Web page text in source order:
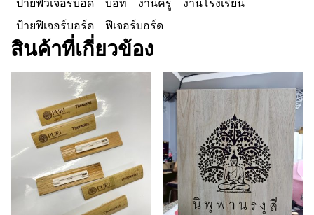
ป้ายฟิวเจอร์บอด
บอท งานครู
งานโรงเรียน
ป้ายฟีเจอร์บอร์ด
ฟีเจอร์บอร์ด
สินค้าที่เกี่ยวข้อง